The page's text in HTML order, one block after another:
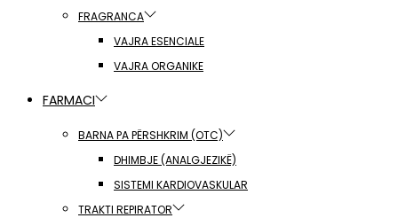
FRAGRANCA
VAJRA ESENCIALE
VAJRA ORGANIKE
FARMACI
BARNA PA PËRSHKRIM (OTC)
DHIMBJE (ANALGJEZIKË)
SISTEMI KARDIOVASKULAR
TRAKTI REPIRATOR